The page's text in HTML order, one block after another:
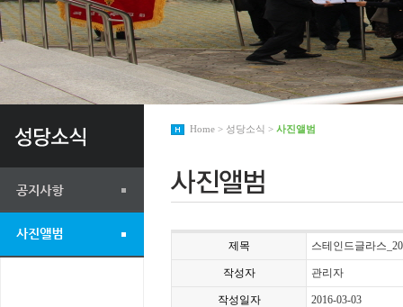
Home > 성당소식 > 사진앨범
제목 스테인드글라스
작성자 관리자
작성일자 2016-03-03